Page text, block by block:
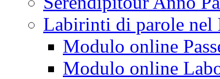
Labirinti di parole
Modulo online
Modulo online